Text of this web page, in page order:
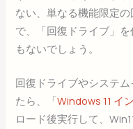
ない、単なる機能限定
で、「回復ドライブ」
もないでしょう。
回復ドライブやシステ
たら、「Windows 11 イ
ロード後実行して、